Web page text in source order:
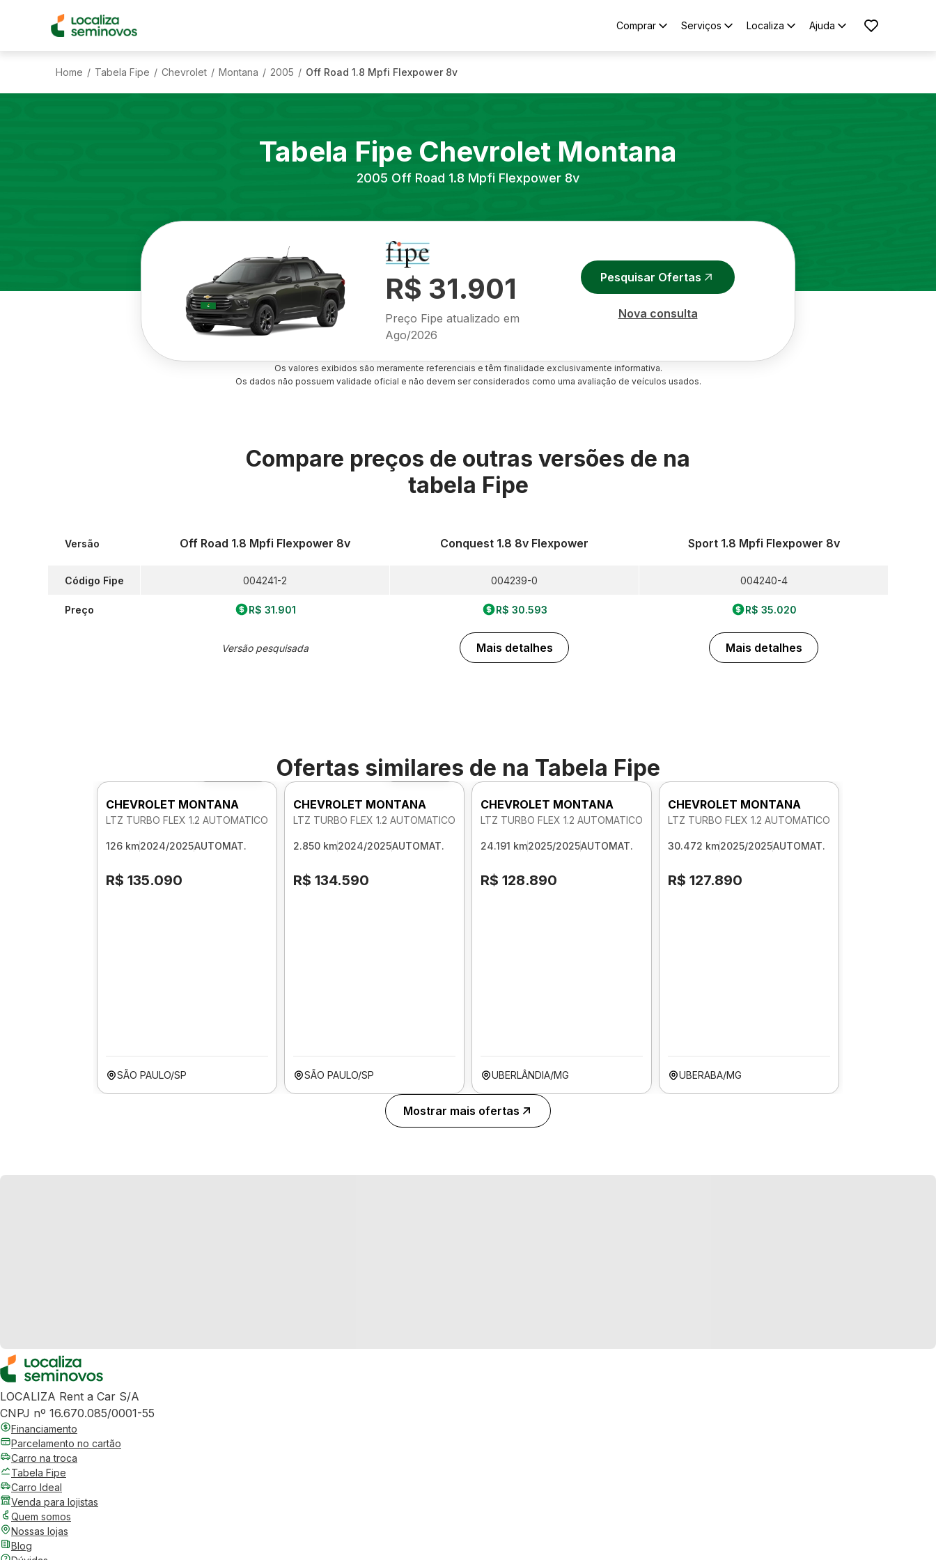
Comprar Serviços Localiza Ajuda
Home / Tabela Fipe / Chevrolet / Montana / 2005 / Off Road 1.8 Mpfi Flexpower 8v
Tabela Fipe Chevrolet Montana
2005 Off Road 1.8 Mpfi Flexpower 8v
R$ 31.901
Preço Fipe atualizado em
Ago/2026
Pesquisar Ofertas
Nova consulta
Os valores exibidos são meramente referenciais e têm finalidade exclusivamente informativa.
Os dados não possuem validade oficial e não devem ser considerados como uma avaliação de veículos usados.
Compare preços de outras versões de na
tabela Fipe
Versão
Código Fipe
Preço
Off Road 1.8 Mpfi Flexpower 8v
004241-2
R$ 31.901
Versão pesquisada
Conquest 1.8 8v Flexpower
004239-0
R$ 30.593
Mais detalhes
Sport 1.8 Mpfi Flexpower 8v
004240-4
R$ 35.020
Mais detalhes
Ofertas similares de na Tabela Fipe
CHEVROLET MONTANA
LTZ TURBO FLEX 1.2 AUTOMATICO
126 km2024/2025AUTOMAT.
R$ 135.090
SÃO PAULO/SP
Foto 360º
CHEVROLET MONTANA
LTZ TURBO FLEX 1.2 AUTOMATICO
2.850 km2024/2025AUTOMAT.
R$ 134.590
SÃO PAULO/SP
CHEVROLET MONTANA
LTZ TURBO FLEX 1.2 AUTOMATICO
24.191 km2025/2025AUTOMAT.
R$ 128.890
UBERLÂNDIA/MG
CHEVROLET MONTANA
LTZ TURBO FLEX 1.2 AUTOMATICO
30.472 km2025/2025AUTOMAT.
R$ 127.890
UBERABA/MG
Mostrar mais ofertas
LOCALIZA Rent a Car S/A
CNPJ nº 16.670.085/0001-55
Financiamento
Parcelamento no cartão
Carro na troca
Tabela Fipe
Carro Ideal
Venda para lojistas
Quem somos
Nossas lojas
Blog